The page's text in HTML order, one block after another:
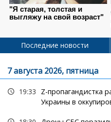
Последние новости
7 августа 2026, пятница
19:33
Z-пропагандистка
Украины в